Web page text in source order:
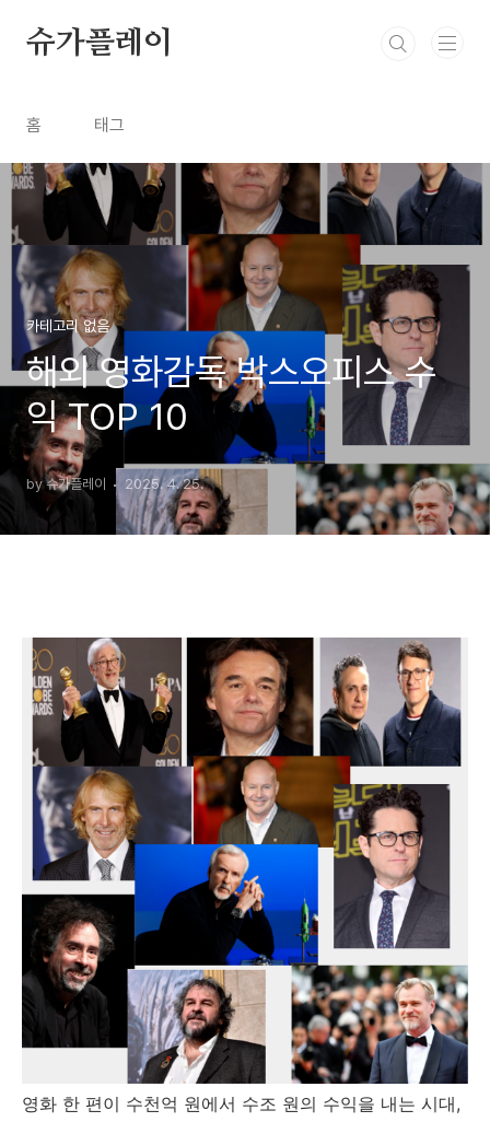
슈가플레이
홈 태그
카테고리 없음
해외 영화감독 박스오피스 수
익 TOP 10
by 슈가플레이 2025. 4. 25.
영화 한 편이 수천억 원에서 수조 원의 수익을 내는 시대,